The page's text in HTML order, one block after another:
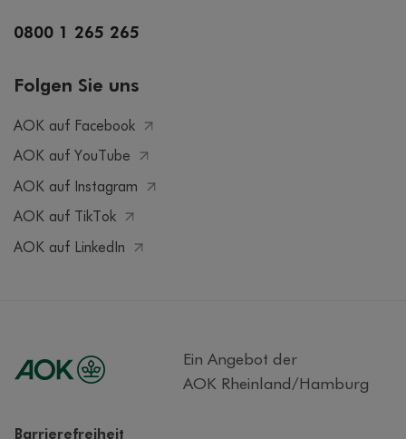
0800 1 265 265
Folgen Sie uns
AOK auf Facebook
AOK auf YouTube
AOK auf Instagram
AOK auf TikTok
AOK auf LinkedIn
Ein Angebot der
AOK Rheinland/Hamburg
Barrierefreiheit